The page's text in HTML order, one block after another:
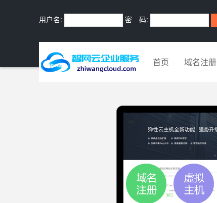
用户名: 密 码:
首页 域名注册